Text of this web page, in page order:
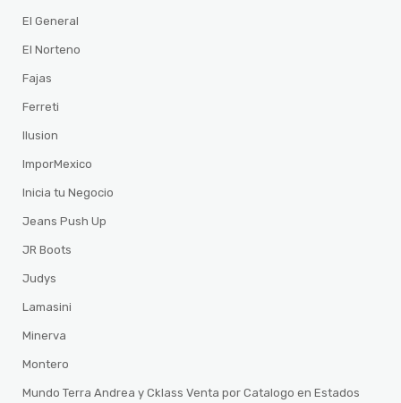
El General
El Norteno
Fajas
Ferreti
Ilusion
ImporMexico
Inicia tu Negocio
Jeans Push Up
JR Boots
Judys
Lamasini
Minerva
Montero
Mundo Terra Andrea y Cklass Venta por Catalogo en Estados